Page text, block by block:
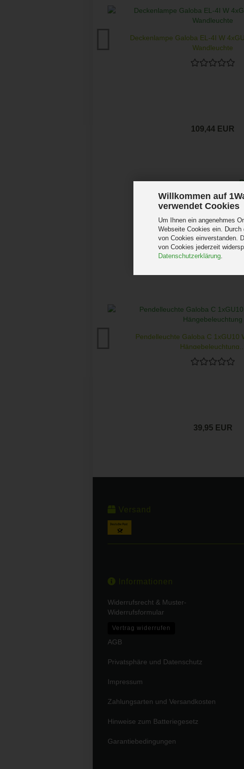
Willkommen auf
verwendet Cookies
Um Ihnen ein angenehmes
Webseite Cookies ein.
von Cookies einverstanden.
von Cookies jederzeit
Datenschutzerklärung.
Deckenlampe Galoba EL-4I W
Wandleuchte
109,44 EUR
Pendelleuchte Galoba C 1xGU10
Hängebeleuchtung...
39,95 EUR
Versand
Informationen
Widerrufsrecht & Muster-
Widerrufsformular
Vertrag widerrufen
AGB
Privatsphäre und Datenschutz
Impressum
Zahlungsarten und Versandkosten
Hinweise zum Batteriegesetz
Garantiebedingungen